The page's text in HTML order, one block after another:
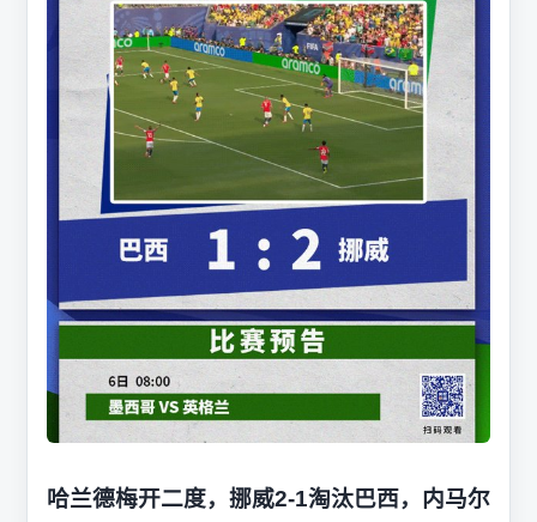
哈兰德梅开二度，挪威2-1淘汰巴西，内马尔